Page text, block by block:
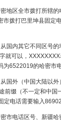
密地区全市拨打所辖的
市拨打巴里坤县固
从国内其它不同区号
就可以，
为6522019的哈密市
从国外（中国大陆以
前缀（不一定和中
定电话需要输入
市电话区号、新疆哈